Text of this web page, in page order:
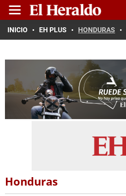
INICIO EH PLUS HONDURAS
Honduras